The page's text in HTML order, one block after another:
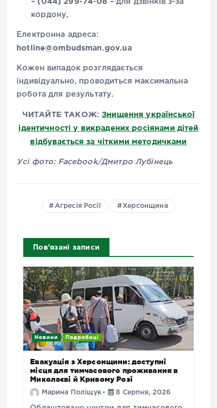
– для дзвінків з-за
кордону,
Електронна адреса:
hotline@ombudsman.gov.ua
Кожен випадок розглядається
індивідуально, проводиться максимальна
робота для результату.
ЧИТАЙТЕ ТАКОЖ:Знищення української
ідентичності у викрадених росіянами дітей
відбувається за чіткими методичками
Усі фото: Facebook/Дмитро Лубінець
Агресія Росії Херсонщина
Пов'язані записи
Новини Подробиці
Евакуація з Херсонщини: доступні
місця для тимчасового проживання в
Миколаєві й Кривому Розі
Марина Поліщук 8 Серпня, 2026